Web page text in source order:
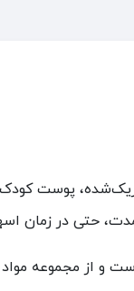
تحریک‌شده، پوست
حتی در زمان